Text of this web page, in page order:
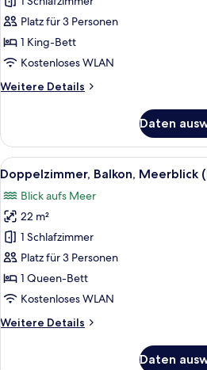
Meerblick
(Le
Golfe
anzeigen
Platz für 3 Personen
1 King-Bett
Kostenloses WLAN
Weitere Details
Weitere
Terrasse,
Meerblick
(Le
Golfe
Bleu)
Daten
Alle
Fotos
für
Doppelzimmer,
Balkon,
Meerblick
(Le
Levant)
Ein
5
Doppelzimmer, Balkon, Meerblick
Blick aufs Meer
22 m²
1 Schlafzimmer
Platz für 3 Personen
1 Queen-Bett
Kostenloses WLAN
Weitere Details
Weitere
Daten